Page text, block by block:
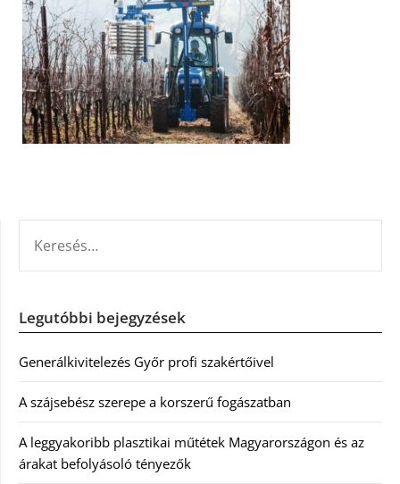
Legutóbbi bejegyzések
Generálkivitelezés Győr profi szakértőivel
A szájsebész szerepe a korszerű fogászatban
A leggyakoribb plasztikai műtétek Magyarországon és az
árakat befolyásoló tényezők